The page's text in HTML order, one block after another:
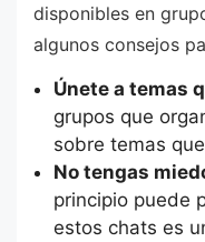
disponibles en
algunos consejos
Únete a temas
grupos que
sobre temas
No tengas
principio puede
estos chats es